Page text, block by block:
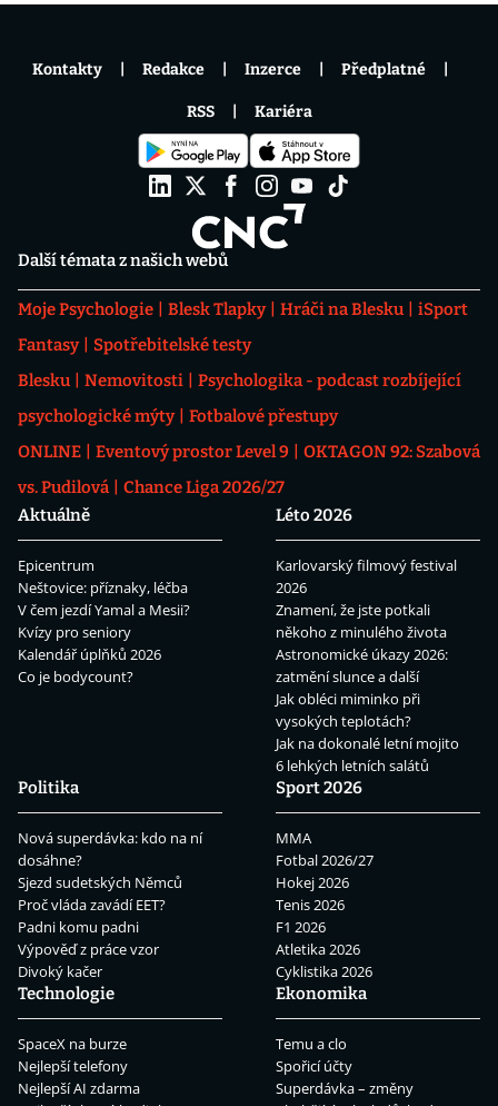
Další témata z našich webů
Moje Psychologie Blesk Tlapky Hráči na Blesku
iSport
Fantasy
Spotřebitelské testy
Blesku
Nemovitosti
Psychologika - podcast rozbíjející
psychologické mýty
Fotbalové přestupy
ONLINE
Eventový prostor Level 9
OKTAGON 92: Szabová
vs. Pudilová
Chance Liga 2026/27
Aktuálně
Epicentrum
Neštovice: příznaky, léčba
V čem jezdí Yamal a Mesii?
Kvízy pro seniory
Kalendář úplňků 2026
Co je bodycount?
Léto 2026
Karlovarský filmový festival
2026
Znamení, že jste potkali
někoho z minulého života
Astronomické úkazy 2026:
zatmění slunce a další
Jak obléci miminko při
vysokých teplotách?
Jak na dokonalé letní mojito
6 lehkých letních salátů
Politika
Nová superdávka: kdo na ní
dosáhne?
Sjezd sudetských Němců
Proč vláda zavádí EET?
Padni komu padni
Výpověď z práce vzor
Divoký kačer
Sport 2026
MMA
Fotbal 2026/27
Hokej 2026
Tenis 2026
F1 2026
Atletika 2026
Cyklistika 2026
Technologie
SpaceX na burze
Nejlepší telefony
Nejlepší AI zdarma
Ekonomika
Temu a clo
Spořicí účty
Superdávka – změny
Kontakty Redakce Inzerce Předplatné
RSS Kariéra